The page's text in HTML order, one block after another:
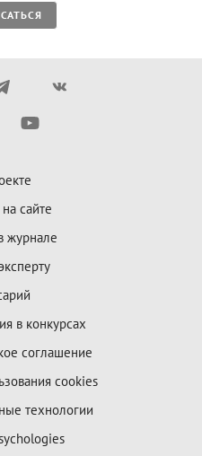
сайте
журнале
в конкурсах
соглашение
cookies
технологии